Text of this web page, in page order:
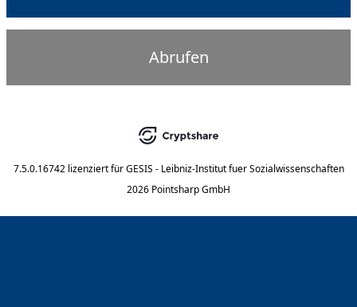
Abrufen
7.5.0.16742 lizenziert für GESIS - Leibniz-Institut fuer Sozialwissenschaften
2026 Pointsharp GmbH